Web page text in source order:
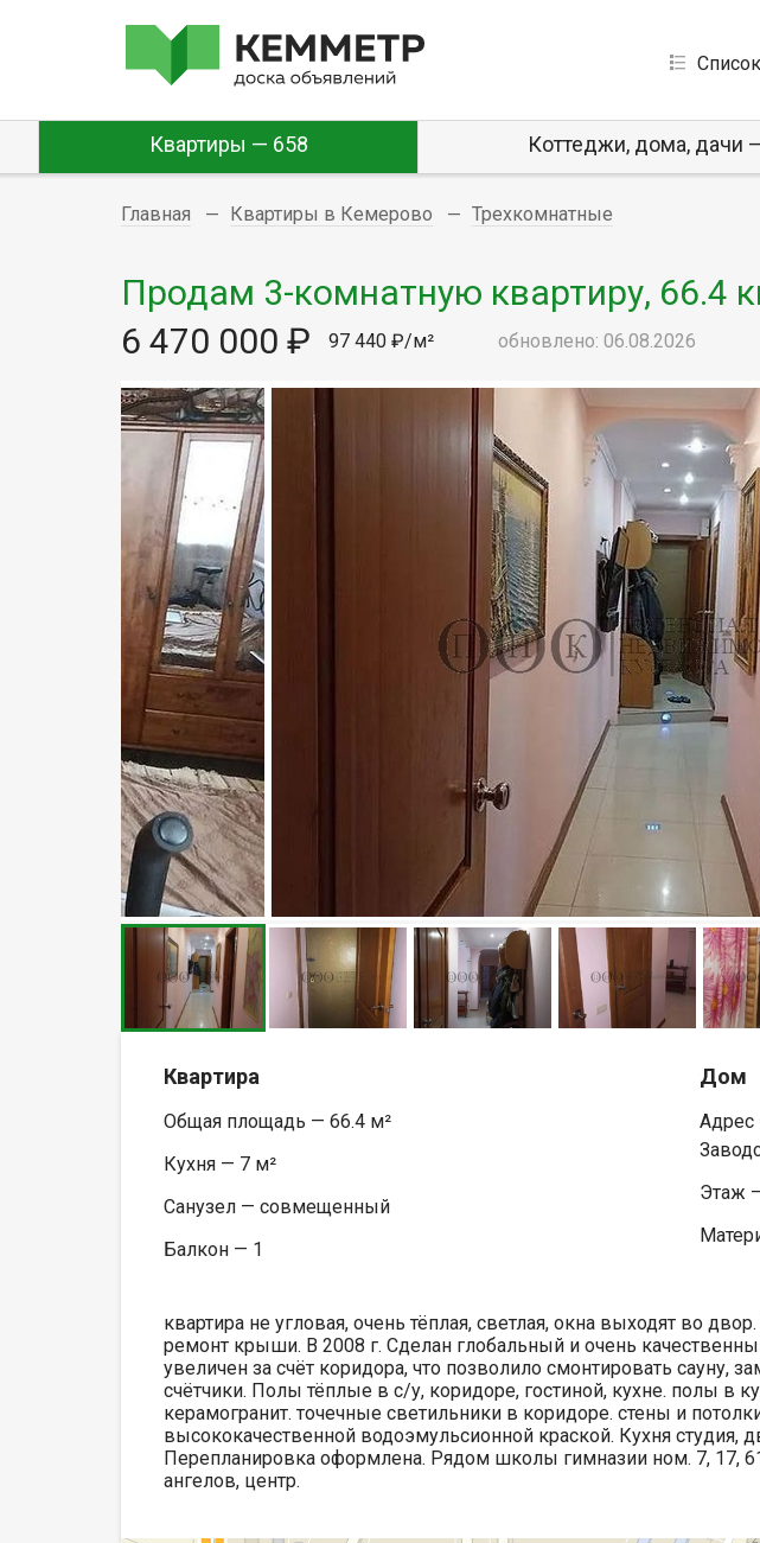
Квартиры — 658 Коттеджи, дома, дачи
Главная Квартиры в Кемерово Трехкомнатные
Продам 3-комнатную квартиру, 66.4
6 470 000 ₽
97 440 ₽/м² обновлено: 06.08.2026
Квартира
Общая площадь — 66.4 м²
Кухня — 7 м²
Санузел — совмещенный
Балкон — 1
Дом
Адрес
Этаж
квартира не угловая, очень тёплая, светлая, окна выходят во
ремонт крыши. В 2008 г. Сделан глобальный и очень
увеличен за счёт коридора, что позволило смонтировать сауну,
счётчики. Полы тёплые в с/у, коридоре, гостиной, кухне. полы в
керамогранит. точечные светильники в коридоре. стены и
высококачественной водоэмульсионной краской. Кухня студия,
Перепланировка оформлена. Рядом школы гимназии ном. 7, 17,
ангелов, центр.